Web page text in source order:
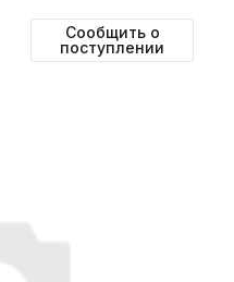
Сообщить о
поступлении